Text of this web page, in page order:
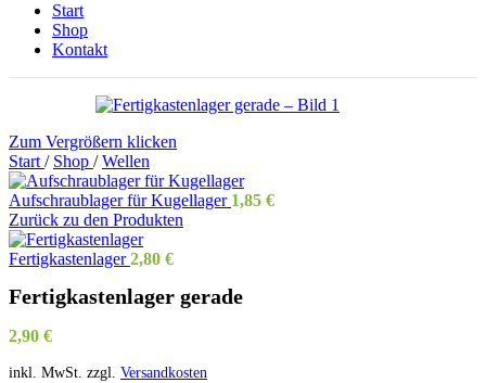
Start
Shop
Kontakt
Zum Vergrößern klicken
Start / Shop / Wellen
Aufschraublager für Kugellager 1,85 €
Zurück zu den Produkten
Fertigkastenlager2,80 €
Fertigkastenlager gerade
2,90 €
inkl. MwSt. zzgl. Versandkosten